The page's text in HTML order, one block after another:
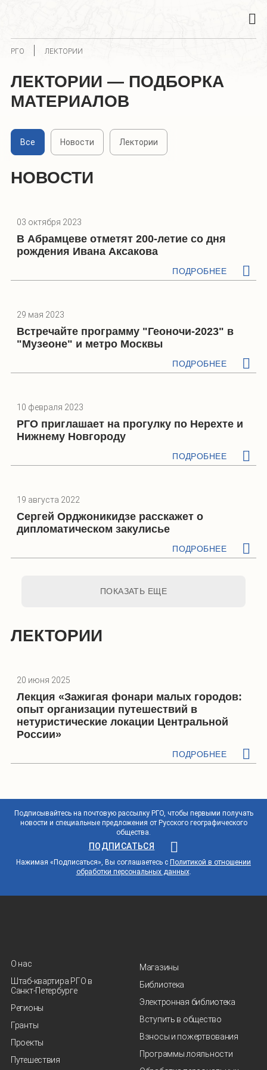
РГО ЛЕКТОРИИ
ЛЕКТОРИИ — ПОДБОРКА
МАТЕРИАЛОВ
Все Новости Лектории
НОВОСТИ
03 октября 2023
В Абрамцеве отметят 200-летие со дня
рождения Ивана Аксакова
ПОДРОБНЕЕ
29 мая 2023
Встречайте программу "Геоночи-2023" в
"Музеоне" и метро Москвы
ПОДРОБНЕЕ
10 февраля 2023
РГО приглашает на прогулку по Нерехте и
Нижнему Новгороду
ПОДРОБНЕЕ
19 августа 2022
Сергей Орджоникидзе расскажет о
дипломатическом закулисье
ПОДРОБНЕЕ
ПОКАЗАТЬ ЕЩЕ
ЛЕКТОРИИ
20 июня 2025
Лекция «Зажигая фонари малых городов:
опыт организации путешествий в
нетуристические локации Центральной
России»
ПОДРОБНЕЕ
Подписывайтесь на почтовую рассылку РГО, чтобы первыми получать
новости и специальные предложения от Русского географического
общества.
ПОДПИСАТЬСЯ
Нажимая «Подписаться», Вы соглашаетесь с Политикой в отношении
обработки персональных данных.
О нас
Штаб-квартира РГО в
Санкт‑Петербурге
Регионы
Гранты
Проекты
Путешествия
Магазины
Библиотека
Электронная библиотека
Вступить в общество
Взносы и пожертвования
Программы лояльности